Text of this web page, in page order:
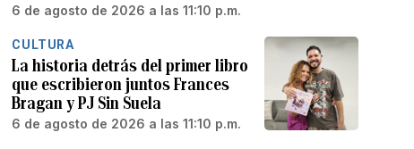
6 de agosto de 2026 a las 11:10 p.m.
CULTURA
La historia detrás del primer libro
que escribieron juntos Frances
Bragan y PJ Sin Suela
6 de agosto de 2026 a las 11:10 p.m.